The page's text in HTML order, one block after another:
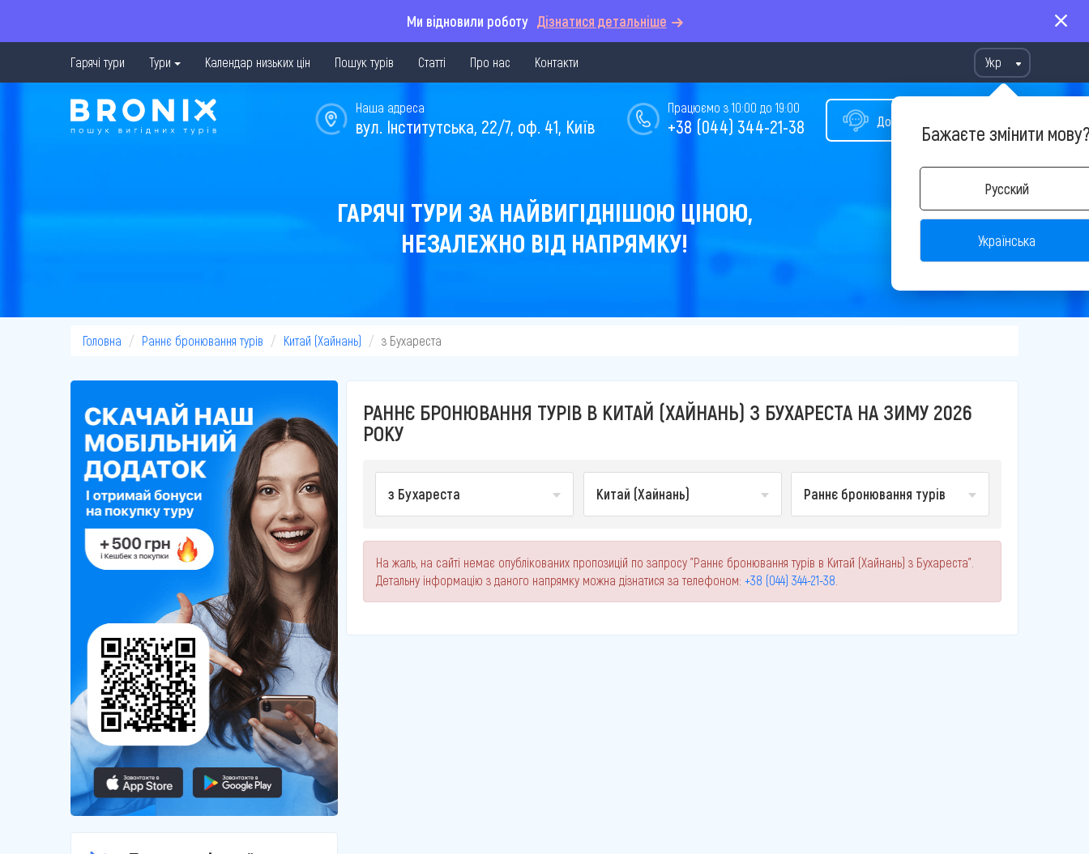
Ми відновили роботу Дізнатися детальніше
Гарячі тури Тури Календар низьких цін Пошук турів Статті Про нас Контакти Укр
Бажаєте змінити
Русский
Українська
Допомога у виборі туру
Працюємо з 10:00 до 19:00
+38 (044) 344-21-38
Наша адреса
вул. Інститутська, 22/7, оф. 41, Київ
ГАРЯЧІ ТУРИ ЗА НАЙВИГІДНІШОЮ ЦІНОЮ,
НЕЗАЛЕЖНО ВІД НАПРЯМКУ!
Головна Раннє бронювання турів Китай (Хайнань) з Бухареста
РАННЄ БРОНЮВАННЯ ТУРІВ В КИТАЙ (ХАЙНАНЬ) З БУХАРЕСТА НА ЗИМУ 2026
РОКУ
з Бухареста Китай (Хайнань) Раннє бронювання турів
На жаль, на сайті немає опублікованих пропозицій по запросу "Раннє бронювання турів в Китай (Хайнань) з Бухареста".
Детальну інформацію з даного напрямку можна дізнатися за телефоном: +38 (044) 344-21-38